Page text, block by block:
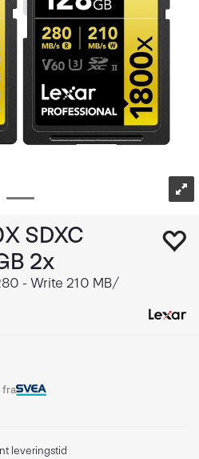
SDXC
2x
- Write 210 MB/
fra
leveringstid